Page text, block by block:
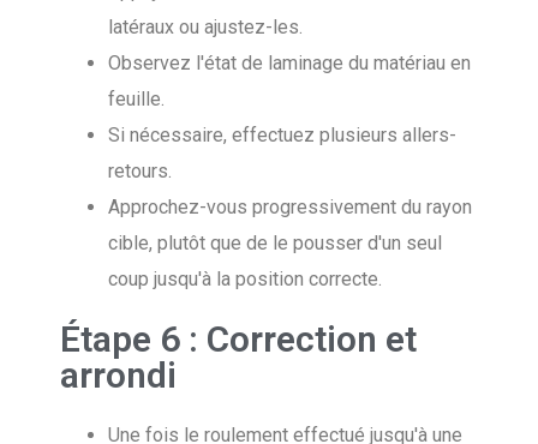
latéraux ou ajustez-les.
Observez l'état de laminage du matériau en
feuille.
Si nécessaire, effectuez plusieurs allers-
retours.
Approchez-vous progressivement du rayon
cible, plutôt que de le pousser d'un seul
coup jusqu'à la position correcte.
Étape 6 : Correction et
arrondi
Une fois le roulement effectué jusqu'à une